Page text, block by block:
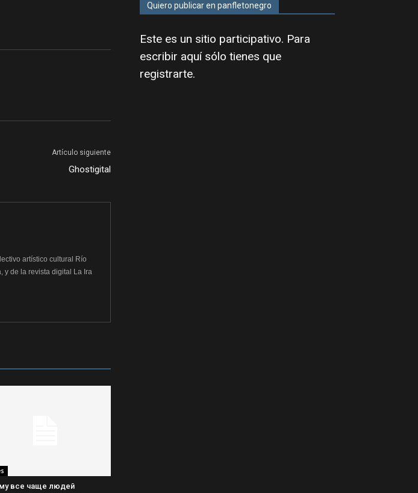
Artículo siguiente
Ghostigital
artístico cultural Río
y de la revista digital La Ira
все чаще людей
Quiero publicar en panfletonegro
Este es un sitio participativo. Para
escribir aquí sólo tienes que
registrarte.